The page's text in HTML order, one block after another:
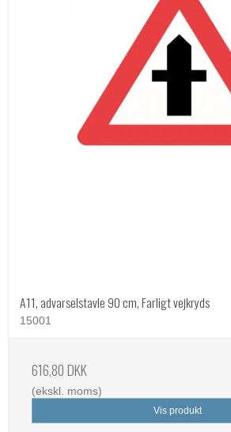
A11, advarselstavle 90 cm, Farligt vejkryds
15001
616,80 DKK
(ekskl. moms)
Vis produkt